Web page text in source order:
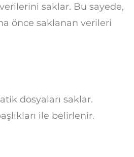
saklar. Bu sayede,
önce saklanan verileri
dosyaları saklar.
ile belirlenir.